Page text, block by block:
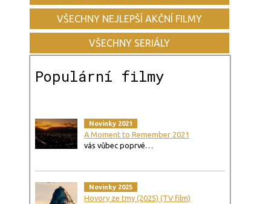
VŠECHNY NEJLEPŠÍ AKČNÍ FILMY
VŠECHNY SERIÁLY
Populární filmy
Novinky 2021
A Moment to Remember 2021
vás vůbec poprvé…
Novinky 2025
Hovory ze tmy (2025) (TV film)